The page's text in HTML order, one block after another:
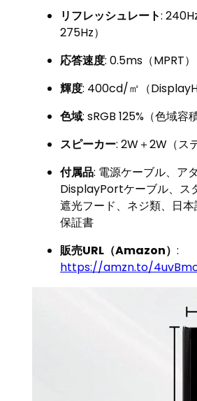
リフレッシュレート:
275Hz）
応答速度: 0.5ms（MPRT）
輝度: 400cd/㎡（
色域: sRGB 125%（色域容積
スピーカー: 2W＋2W（ス
付属品: 電源ケーブル、ア
DisplayPortケーブル、ス
遮光フード、ネジ類、日本
保証書
販売URL（Amazon）:
https://amzn.to/